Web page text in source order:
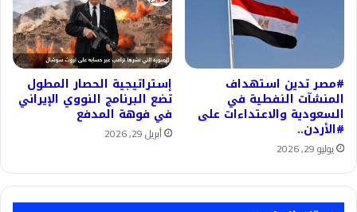
#مصر تدين استهداف
المنشآت النفطية في
السعودية والاعتداءات على
#الأردن..
يوليو 29, 2026
إستراتيجية الحصار المطول
تضع البرنامج النووي الإيراني
في فوهة المدفع
أبريل 29, 2026